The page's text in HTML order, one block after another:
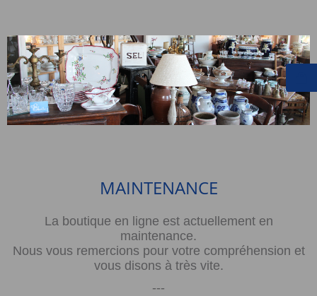
MAINTENANCE
La boutique en ligne est actuellement en
maintenance.
Nous vous remercions pour votre compréhension et
vous disons à très vite.
---